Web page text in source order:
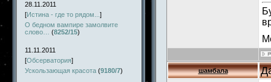
28.11.2011
[Истина - где то рядом... ]
О бедном вампире замолвите
слово…
(8252/15)
11.11.2011
[Обсерватория]
Ускользающая красота (9180/7) шамбала